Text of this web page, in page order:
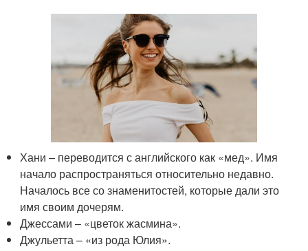
Хани – переводится с английского как «мед». Имя
начало распространяться относительно недавно.
Началось все со знаменитостей, которые дали это
имя своим дочерям.
Джессами – «цветок жасмина».
Джульетта – «из рода Юлия».